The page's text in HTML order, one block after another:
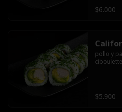
$6.000
pollo y
$5.900